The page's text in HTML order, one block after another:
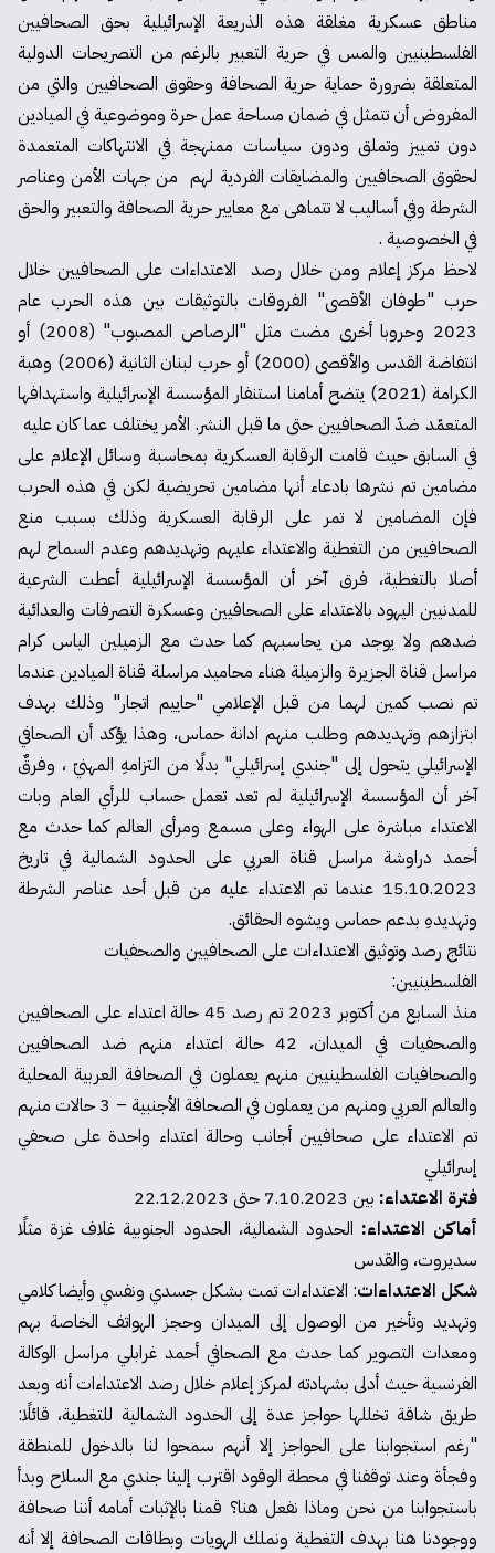
مناطق عسكرية مغلقة هذه الذريعة الإسرائيلية بحق الصحافيين
الفلسطينيين والمس في حرية التعبير بالرغم من التصريحات الدولية
المتعلقة بضرورة حماية حرية الصحافة وحقوق الصحافيين والتي من
المفروض أن تتمثل في ضمان مساحة عمل حرة وموضوعية في الميادين
دون تمييز وتملق ودون سياسات ممنهجة في الانتهاكات المتعمدة
لحقوق الصحافيين والمضايقات الفردية لهم من جهات الأمن وعناصر
الشرطة وفي أساليب لا تتماهى مع معايير حرية الصحافة والتعبير والحق
في الخصوصية .
لاحظ مركز إعلام ومن خلال رصد الاعتداءات على الصحافيين خلال
حرب "طوفان الأقصى" الفروقات بالتوثيقات بين هذه الحرب عام
2023 وحروبا أخرى مضت مثل "الرصاص المصبوب" (2008) أو
انتفاضة القدس والأقصى (2000) أو حرب لبنان الثانية (2006) وهبة
الكرامة (2021) يتضح أمامنا استنفار المؤسسة الإسرائيلية واستهدافها
المتعمّد ضدّ الصحافيين حتى ما قبل النشر. الأمر يختلف عما كان عليه
في السابق حيث قامت الرقابة العسكرية بمحاسبة وسائل الإعلام على
مضامين تم نشرها بادعاء أنها مضامين تحريضية لكن في هذه الحرب
فإن المضامين لا تمر على الرقابة العسكرية وذلك بسبب منع
الصحافيين من التغطية والاعتداء عليهم وتهديدهم وعدم السماح لهم
أصلا بالتغطية، فرق آخر أن المؤسسة الإسرائيلية أعطت الشرعية
للمدنيين اليهود بالاعتداء على الصحافيين وعسكرة التصرفات والعدائية
ضدهم ولا يوجد من يحاسبهم كما حدث مع الزميلين الياس كرام
مراسل قناة الجزيرة والزميلة هناء محاميد مراسلة قناة الميادين عندما
تم نصب كمين لهما من قبل الإعلامي "حاييم اتجار" وذلك بهدف
ابتزازهم وتهديدهم وطلب منهم ادانة حماس، وهذا يؤكد أن الصحافي
الإسرائيلي يتحول إلى "جندي إسرائيلي" بدلًا من التزامهِ المهنيّ ، وفرقٌ
آخر أن المؤسسة الإسرائيلية لم تعد تعمل حساب للرأي العام وبات
الاعتداء مباشرة على الهواء وعلى مسمع ومرأى العالم كما حدث مع
أحمد دراوشة مراسل قناة العربي على الحدود الشمالية في تاريخ
15.10.2023 عندما تم الاعتداء عليه من قبل أحد عناصر الشرطة
وتهديدهِ بدعم حماس ويشوه الحقائق.
نتائج رصد وتوثيق الاعتداءات على الصحافيين والصحفيات
الفلسطينيين:
منذ السابع من أكتوبر 2023 تم رصد 45 حالة اعتداء على الصحافيين
والصحفيات في الميدان، 42 حالة اعتداء منهم ضد الصحافيين
والصحافيات الفلسطينيين منهم يعملون في الصحافة العربية المحلية
والعالم العربي ومنهم من يعملون في الصحافة الأجنبية – 3 حالات منهم
تم الاعتداء على صحافيين أجانب وحالة اعتداء واحدة على صحفي
إسرائيلي
فترة الاعتداء: بين 7.10.2023 حتى 22.12.2023
أماكن الاعتداء: الحدود الشمالية، الحدود الجنوبية غلاف غزة مثلًا
سديروت، والقدس
شكل الاعتداءات: الاعتداءات تمت بشكل جسدي ونفسي وأيضا كلامي
وتهديد وتأخير من الوصول إلى الميدان وحجز الهواتف الخاصة بهم
ومعدات التصوير كما حدث مع الصحافي أحمد غرابلي مراسل الوكالة
الفرنسية حيث أدلى بشهادته لمركز إعلام خلال رصد الاعتداءات أنه وبعد
طريق شاقة تخللها حواجز عدة إلى الحدود الشمالية للتغطية، قائلًا:
"رغم استجوابنا على الحواجز إلا أنهم سمحوا لنا بالدخول للمنطقة
وفجأة وعند توقفنا في محطة الوقود اقترب إلينا جندي مع السلاح وبدأ
باستجوابنا من نحن وماذا نفعل هنا؟ قمنا بالإثبات أمامه أننا صحافة
ووجودنا هنا بهدف التغطية ونملك الهويات وبطاقات الصحافة إلا أنه